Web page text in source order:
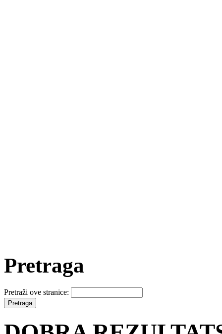
Pretraga
Pretraži ove stranice: